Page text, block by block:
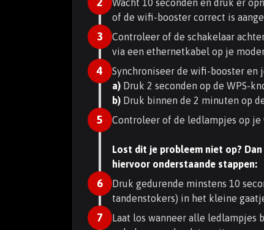
Wacht 10 seconden en druk er
of de wifi-booster correct is
3
Controleer of de schakelaar
via een ethernetkabel op je
4
Synchroniseer de wifi-booster en
a) Druk 2 seconden op de WPS-
b) Druk binnen de 2 minuten op
5 Controleer of de ledlampjes op
Lost dit je probleem niet op?
hiervoor onderstaande stappen:
6
Druk gedurende minstens 10
tandenstokers) in het kleine
7
Laat los wanneer alle ledlampjes